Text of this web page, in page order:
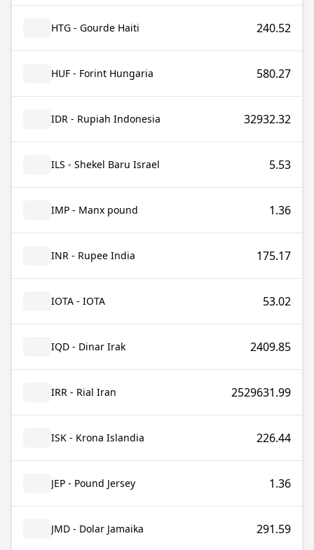
HTG - Gourde Haiti 240.52
HUF - Forint Hungaria 580.27
IDR - Rupiah Indonesia 32932.32
ILS - Shekel Baru Israel 5.53
IMP - Manx pound 1.36
INR - Rupee India 175.17
IOTA - IOTA 53.02
IQD - Dinar Irak 2409.85
IRR - Rial Iran 2529631.99
ISK - Krona Islandia 226.44
JEP - Pound Jersey 1.36
JMD - Dolar Jamaika 291.59